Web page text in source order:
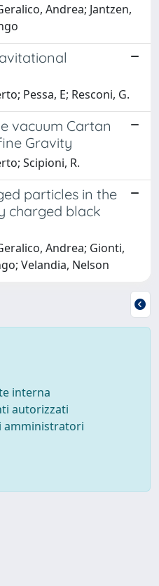
Andrea; Jantzen,
Pessa, E; Resconi, G.
vacuum Cartan
Gravity
Scipioni, R.
particles in the
charged black
Andrea; Gionti,
Velandia, Nelson
interna
autorizzati
amministratori